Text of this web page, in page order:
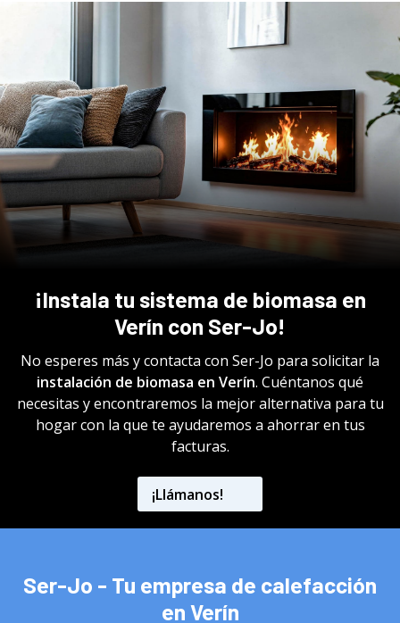
Cocinas calefactoras
Estufas de pellet
Calderas mixtas
Chimeneas para vivienda
¡Instala tu sistema de biomasa en
Verín con Ser-Jo!
No esperes más y contacta con Ser-Jo para solicitar la
instalación de biomasa en Verín. Cuéntanos qué
necesitas y encontraremos la mejor alternativa para tu
hogar con la que te ayudaremos a ahorrar en tus
facturas.
¡Llámanos!
Ser-Jo - Tu empresa de calefacción
en Verín